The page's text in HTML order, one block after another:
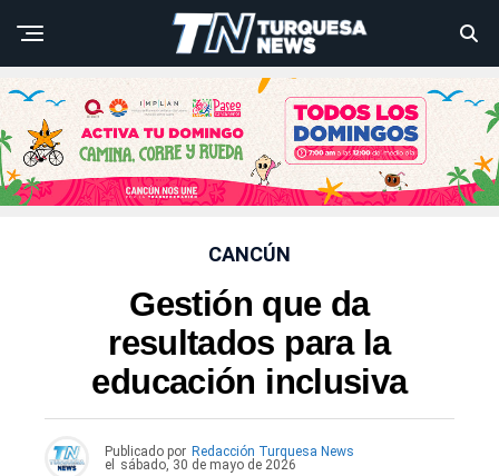
CANCÚN
Gestión que da
resultados para la
educación inclusiva
Publicado por Redacción Turquesa News
el
sábado, 30 de mayo de 2026